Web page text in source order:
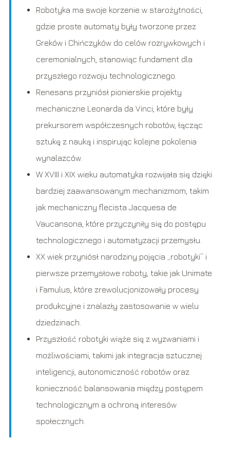
Robotyka ma swoje korzenie w starożytności,
gdzie proste automaty były tworzone przez
Greków i Chińczyków do celów rozrywkowych i
ceremonialnych, stanowiąc fundament dla
przyszłego rozwoju technologicznego.
Renesans przyniósł pionierskie projekty
mechaniczne Leonarda da Vinci, które były
prekursorem współczesnych robotów, łącząc
sztukę z nauką i inspirując kolejne pokolenia
wynalazców.
W XVIII i XIX wieku automatyka rozwijała się dzięki
bardziej zaawansowanym mechanizmom, takim
jak mechaniczny flecista Jacquesa de
Vaucansona, które przyczyniły się do postępu
technologicznego i automatyzacji przemysłu.
XX wiek przyniósł narodziny pojęcia „robotyki” i
pierwsze przemysłowe roboty, takie jak Unimate
i Famulus, które zrewolucjonizowały procesy
produkcyjne i znalazły zastosowanie w wielu
dziedzinach.
Przyszłość robotyki wiąże się z wyzwaniami i
możliwościami, takimi jak integracja sztucznej
inteligencji, autonomiczność robotów oraz
konieczność balansowania między postępem
technologicznym a ochroną interesów
społecznych.